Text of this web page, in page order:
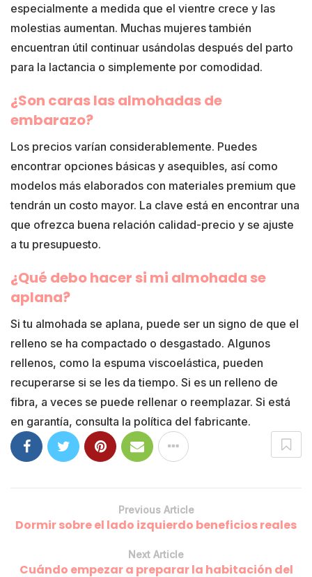
especialmente a medida que el vientre crece y las
molestias aumentan. Muchas mujeres también
encuentran útil continuar usándolas después del parto
para la lactancia o simplemente por comodidad.
¿Son caras las almohadas de
embarazo?
Los precios varían considerablemente. Puedes
encontrar opciones básicas y asequibles, así como
modelos más elaborados con materiales premium que
tendrán un costo mayor. La clave está en encontrar una
que ofrezca buena relación calidad-precio y se ajuste
a tu presupuesto.
¿Qué debo hacer si mi almohada se
aplana?
Si tu almohada se aplana, puede ser un signo de que el
relleno se ha compactado o desgastado. Algunos
rellenos, como la espuma viscoelástica, pueden
recuperarse si se les da tiempo. Si es un relleno de
fibra, a veces se puede rellenar o reemplazar. Si está
en garantía, consulta la política del fabricante.
Previous Article
Dormir sobre el lado izquierdo beneficios reales
Next Article
Cuándo empezar a preparar la habitación del